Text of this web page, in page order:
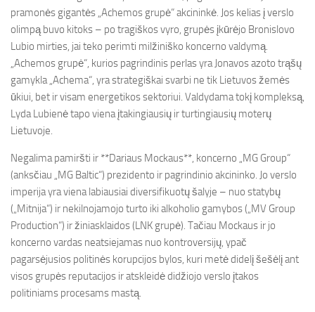
pramonės gigantės „Achemos grupė“ akcininkė. Jos kelias į verslo
olimpą buvo kitoks – po tragiškos vyro, grupės įkūrėjo Bronislovo
Lubio mirties, jai teko perimti milžiniško koncerno valdymą.
„Achemos grupė“, kurios pagrindinis perlas yra Jonavos azoto trąšų
gamykla „Achema“, yra strategiškai svarbi ne tik Lietuvos žemės
ūkiui, bet ir visam energetikos sektoriui. Valdydama tokį kompleksą,
Lyda Lubienė tapo viena įtakingiausių ir turtingiausių moterų
Lietuvoje.
Negalima pamiršti ir **Dariaus Mockaus**, koncerno „MG Group“
(anksčiau „MG Baltic“) prezidento ir pagrindinio akcininko. Jo verslo
imperija yra viena labiausiai diversifikuotų šalyje – nuo statybų
(„Mitnija“) ir nekilnojamojo turto iki alkoholio gamybos („MV Group
Production“) ir žiniasklaidos (LNK grupė). Tačiau Mockaus ir jo
koncerno vardas neatsiejamas nuo kontroversijų, ypač
pagarsėjusios politinės korupcijos bylos, kuri metė didelį šešėlį ant
visos grupės reputacijos ir atskleidė didžiojo verslo įtakos
politiniams procesams mastą.